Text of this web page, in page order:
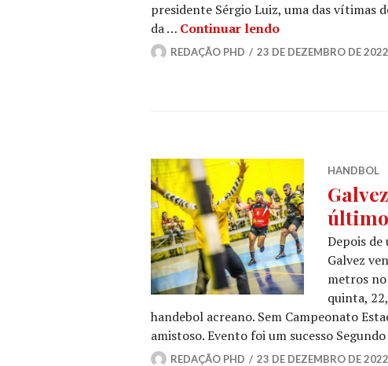
presidente Sérgio Luiz, uma das vítimas
da … Continuar lendo
REDAÇÃO PHD 23 DE DEZEMBRO DE 2022
HANDBOL
Depois
Galvez
metros
quinta,
handebol acreano. Sem Campeonato
amistoso. Evento foi um sucesso
REDAÇÃO PHD 23 DE DEZEMBRO DE 2022